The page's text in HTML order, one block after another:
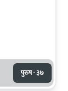
पुरुष · ३७